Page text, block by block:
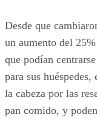
Desde que
un aumento del
que podían
para sus
la cabeza por las
pan comido, y